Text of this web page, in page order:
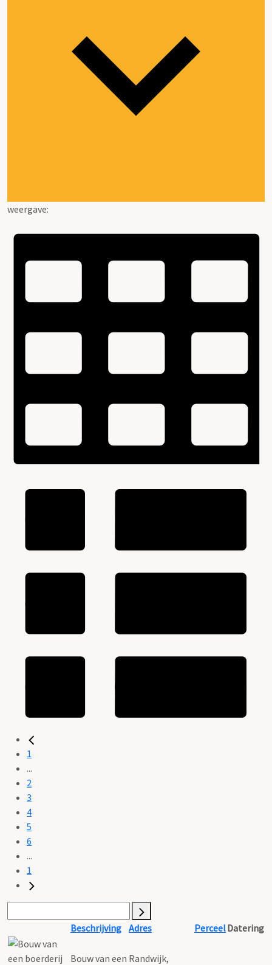
weergave:
1
...
2
3
4
5
6
...
1
Beschrijving Adres PerceelDatering
Bouw van een Randwijk,